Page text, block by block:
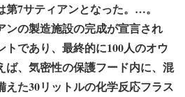
7サティアンとなった。…。
ンの製造施設の完成が宣言され
トであり、最終的に100人のオウ
ば、気密性の保護フード内に、混
た30リットルの化学反応フラス